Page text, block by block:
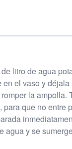
litro de agua
el vaso y
la
que no entre
agua y se